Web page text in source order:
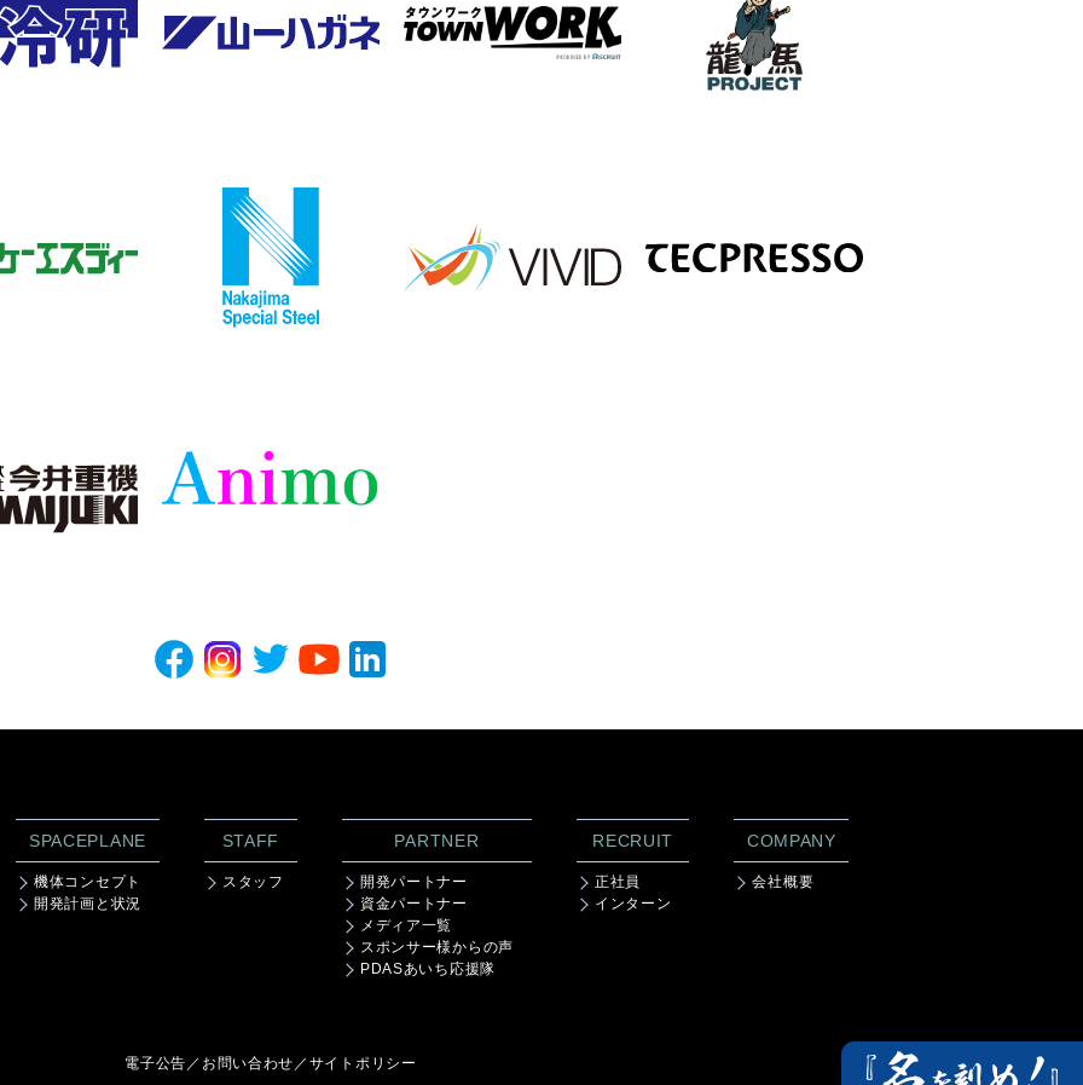
SPACEPLANE
機体コンセプト
開発計画と状況
STAFF
スタッフ
PARTNER
開発パートナー
資金パートナー
メディア一覧
スポンサー様からの声
PDASあいち応援隊
RECRUIT
正社員
インターン
COMPANY
会社概要
電子公告 ／ お問い合わせ ／ サイトポリシー